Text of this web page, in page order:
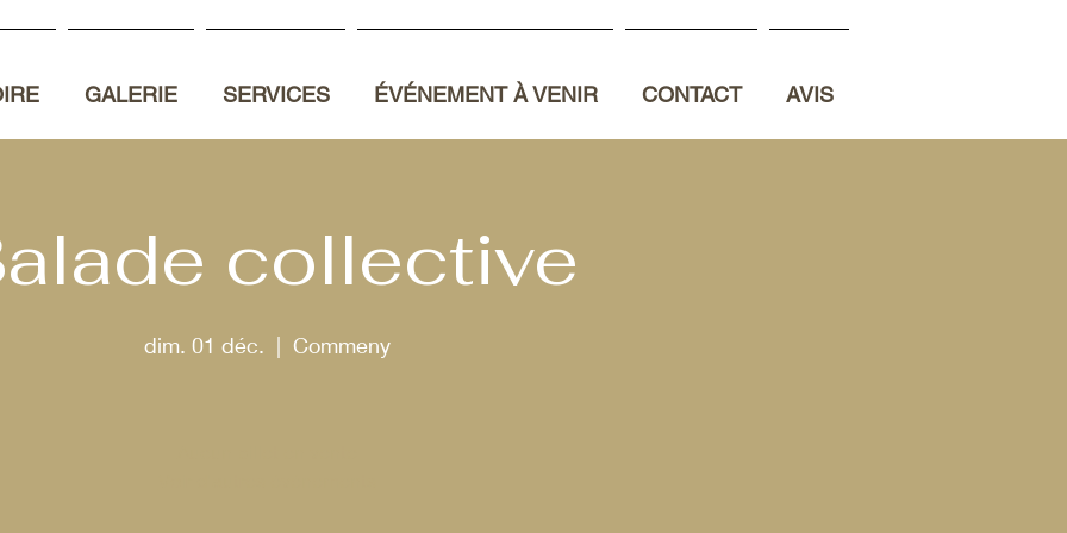
GALERIE SERVICES ÉVÉNEMENT À VENIR CONTACT AVIS
collective
dim. 01 déc.
  |
Commeny